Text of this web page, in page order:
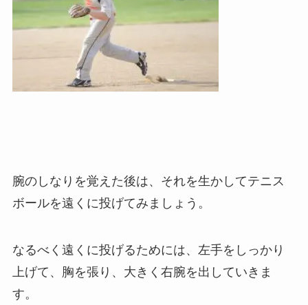
腕のしなりを覚えた後は、それを生かしてテニス
ボールを遠くに投げてみましょう。
なるべく遠くに投げるためには、左手をしっかり
上げて、胸を張り、大きく右腕を出していきま
す。